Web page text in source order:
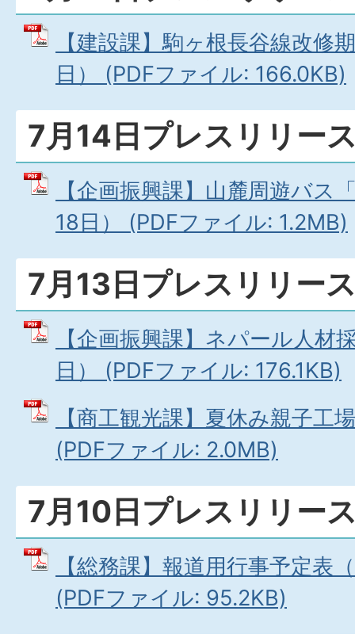
【建設課】駒ヶ根長谷線改修
日） (PDFファイル: 166.0KB)
7月14日プレスリリー
【企画振興課】山麓周遊バス
18日） (PDFファイル: 1.2MB)
7月13日プレスリリー
【企画振興課】ネパール人材
日） (PDFファイル: 176.1KB)
【商工観光課】夏休み親子工
(PDFファイル: 2.0MB)
7月10日プレスリリー
【総務課】報道用行事予定表
(PDFファイル: 95.2KB)